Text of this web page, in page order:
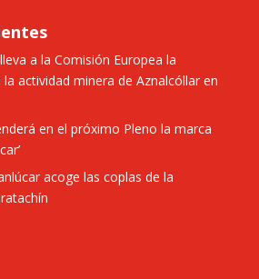
a la Comisión Europea la
actividad minera de Aznalcóllar en
en el próximo Pleno la marca
acoge las coplas de la